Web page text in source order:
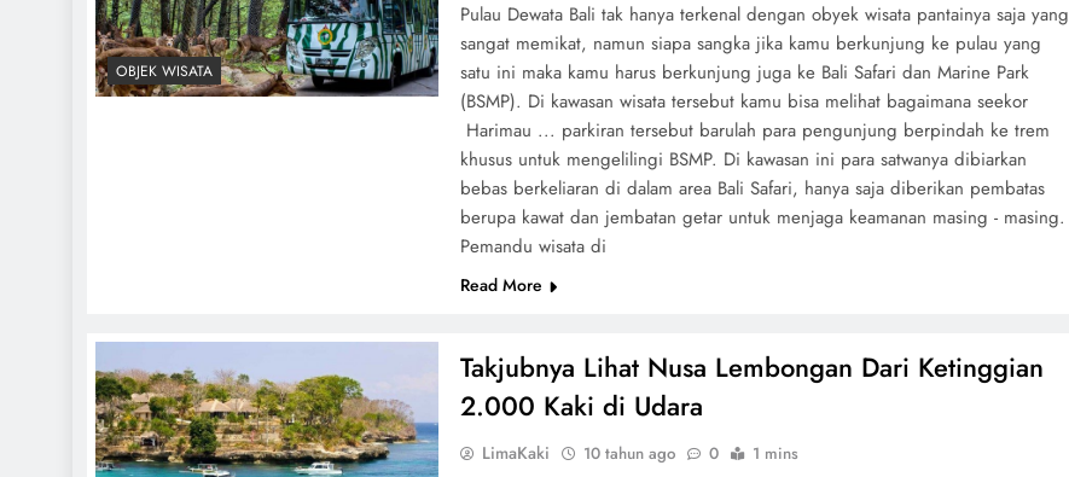
OBJEK WISATA
Pulau Dewata Bali tak hanya terkenal dengan obyek wisata pantainya saja yang
sangat memikat, namun siapa sangka jika kamu berkunjung ke pulau yang
satu ini maka kamu harus berkunjung juga ke Bali Safari dan Marine Park
(BSMP). Di kawasan wisata tersebut kamu bisa melihat bagaimana seekor
Harimau ... parkiran tersebut barulah para pengunjung berpindah ke trem
khusus untuk mengelilingi BSMP. Di kawasan ini para satwanya dibiarkan
bebas berkeliaran di dalam area Bali Safari, hanya saja diberikan pembatas
berupa kawat dan jembatan getar untuk menjaga keamanan masing - masing.
Pemandu wisata di
Read More
Takjubnya Lihat Nusa Lembongan Dari Ketinggian
2.000 Kaki di Udara
LimaKaki 10 tahun ago 0 1 mins